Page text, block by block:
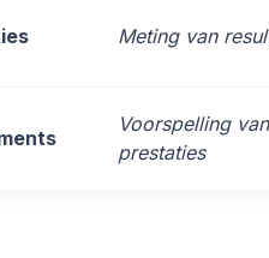
Meting van
Voorspelling
prestaties